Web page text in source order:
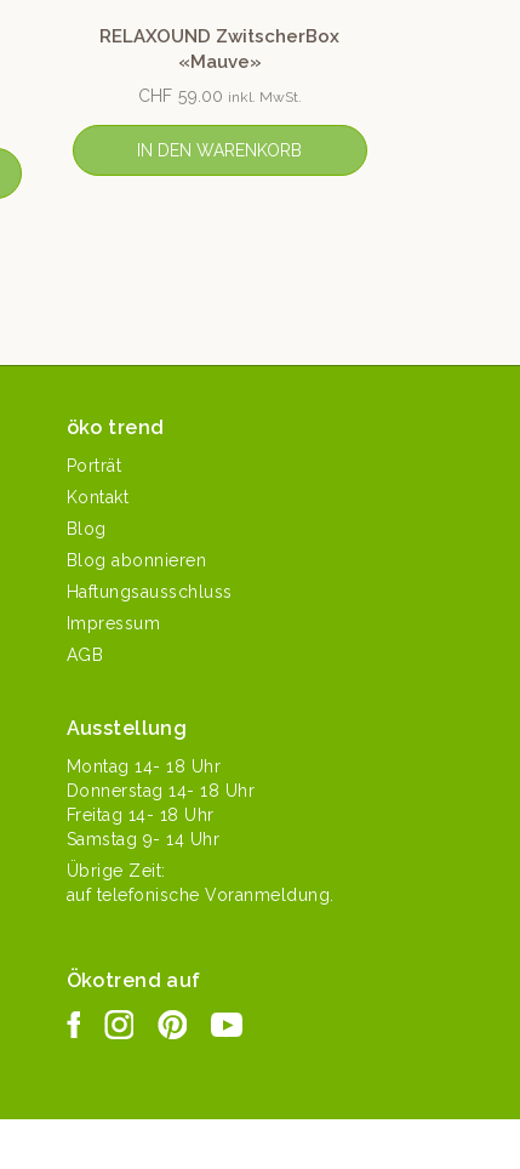
RELAXOUND ZwitscherBox
«Mauve»
CHF 59.00 inkl. MwSt.
IN DEN WARENKORB
öko trend
Porträt
Kontakt
Blog
Blog abonnieren
Haftungsausschluss
Impressum
AGB
Ausstellung
Mon­tag 14- 18 Uhr
Don­ner­stag 14- 18 Uhr
Fre­itag 14- 18 Uhr
Sam­stag 9- 14 Uhr
Übrige Zeit:
auf tele­fonis­che Voranmeldung.
Ökotrend auf